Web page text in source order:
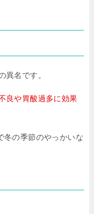
異名です。
良や胃酸過多に効果
冬の季節のやっかいな